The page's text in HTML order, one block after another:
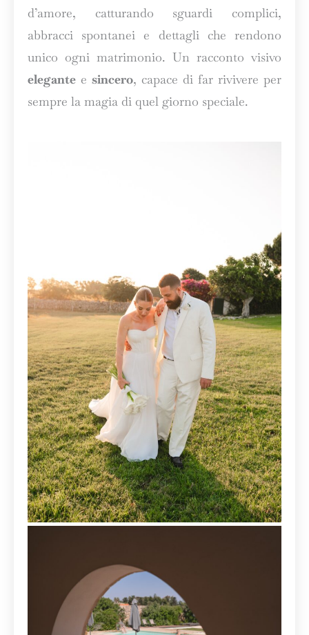
d’amore, catturando sguardi complici,
abbracci spontanei e dettagli che rendono
unico ogni matrimonio. Un racconto visivo
elegante e sincero, capace di far rivivere per
sempre la magia di quel giorno speciale.